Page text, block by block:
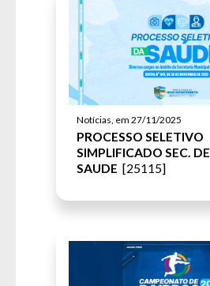
Notícias, em 27/11/2025
PROCESSO SELETIVO
SIMPLIFICADO SEC. DE
SAUDE [25115]